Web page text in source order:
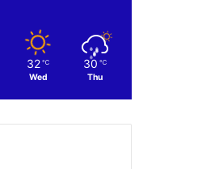
32 ℃
Wed
30 ℃
Thu